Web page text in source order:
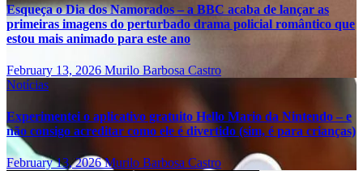
Esqueça o Dia dos Namorados – a BBC acaba de lançar as
primeiras imagens do perturbado drama policial romântico que
estou mais animado para este ano
February 13, 2026 Murilo Barbosa Castro
Notícias
Experimentei o aplicativo gratuito Hello Mario da Nintendo – e
não consigo acreditar como ele é divertido (sim, é para crianças)
February 13, 2026Murilo Barbosa Castro